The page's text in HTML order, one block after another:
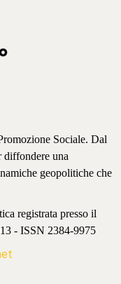
Sociale. Dal
diffondere una
geopolitiche che
registrata presso il
- ISSN 2384-9975